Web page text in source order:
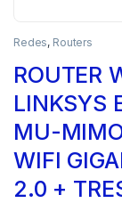
Redes, Routers
ROUTER
LINKSYS
MU-
WIFI
2.0 +